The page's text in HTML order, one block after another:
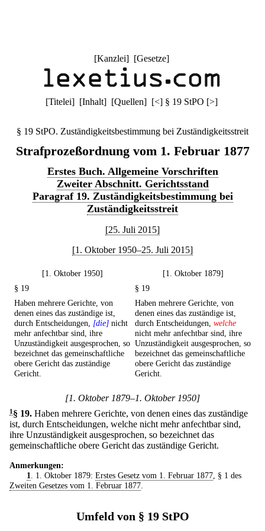
[Kanzlei] [Gesetze]
[Titelei] [Inhalt] [Quellen] [<] § 19 StPO [>]
§ 19 StPO. Zuständigkeitsbestimmung bei Zuständigkeitsstreit
Strafprozeßordnung vom 1. Februar 1877
Erstes Buch. Allgemeine Vorschriften
Zweiter Abschnitt. Gerichtsstand
Paragraf 19. Zuständigkeitsbestimmung bei
Zuständigkeitsstreit
[25. Juli 2015]
[1. Oktober 1950–25. Juli 2015]
[1. Oktober 1950]
[1. Oktober 1879]
§ 19
§ 19
Haben mehrere Gerichte, von
denen eines das zuständige ist,
durch Entscheidungen, [die] nicht
mehr anfechtbar sind, ihre
Unzuständigkeit ausgesprochen, so
bezeichnet das gemeinschaftliche
obere Gericht das zuständige
Gericht.
Haben mehrere Gerichte, von
denen eines das zuständige ist,
durch Entscheidungen, welche
nicht mehr anfechtbar sind, ihre
Unzuständigkeit ausgesprochen, so
bezeichnet das gemeinschaftliche
obere Gericht das zuständige
Gericht.
[1. Oktober 1879–1. Oktober 1950]
1§ 19. Haben mehrere Gerichte, von denen eines das zuständige
ist, durch Entscheidungen, welche nicht mehr anfechtbar sind,
ihre Unzuständigkeit ausgesprochen, so bezeichnet das
gemeinschaftliche obere Gericht das zuständige Gericht.
Anmerkungen:
1. 1. Oktober 1879: Erstes Gesetz vom 1. Februar 1877, § 1 des
Zweiten Gesetzes vom 1. Februar 1877.
Umfeld von § 19 StPO